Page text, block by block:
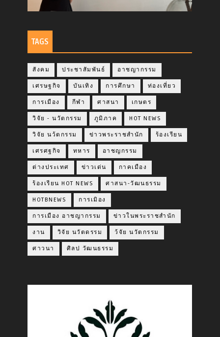
TAGS
สังคม ประชาสัมพันธ์ อาชญากรรม
เศรษฐกิจ บันเทิง การศึกษา ท่องเที่ยว
การเมือง กีฬา ศาสนา เกษตร
วิจัย - นวัตกรรม ภูมิภาค HOT NEWS
วิจัย นว้ตกรรม ข่าวพระราชสำนัก ร้องเรียน
เศรศฐกิจ ทหาร อาชญกรรม
ต่างประเทศ ข่าวเด่น กาคเมือง
ร้องเรียน HOT NEWS ศาสนา-วัฒนธรรม
HOTBNEWS การเมิอง
การเมือง อาชญากรรม ข่าวในพระราชสำนัก
งาน วิจัย นวัตดรรม ว้จัย นวัตกรรม
ศาวนา ศิลป วัฒนธรรม